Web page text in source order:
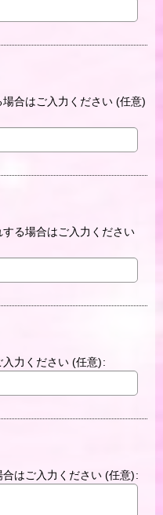
場合はご入力ください (任意)
する場合はご入力ください
入力ください (任意):
合はご入力ください (任意):